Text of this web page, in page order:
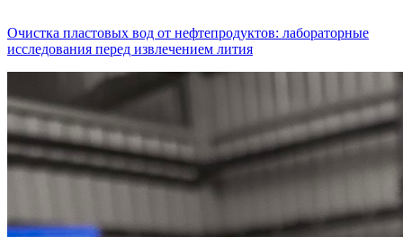
Очистка пластовых вод от нефтепродуктов: лабораторные
исследования перед извлечением лития